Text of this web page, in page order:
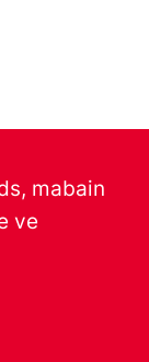
mabain
ve